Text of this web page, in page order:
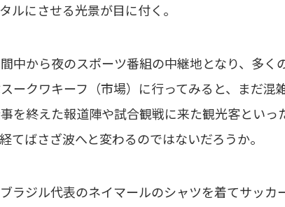
ルにさせる光景が目に付く。
中から夜のスポーツ番組の中継地となり、多く
ークワキーフ（市場）に行ってみると、まだ混
を終えた報道陣や試合観戦に来た観光客とい
てばさざ波へと変わるのではないだろうか。
ラジル代表のネイマールのシャツを着てサッカ